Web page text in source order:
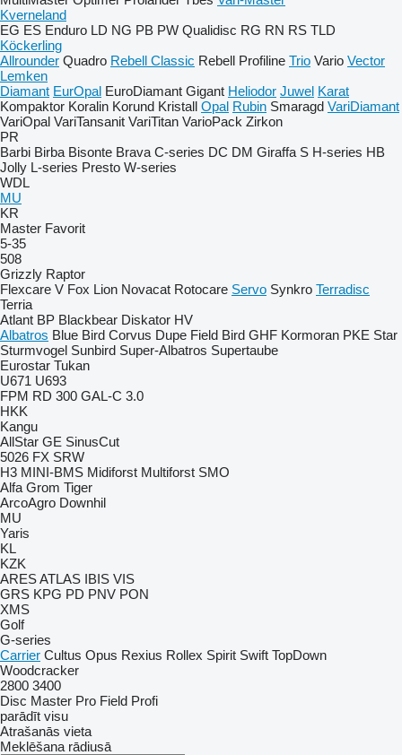
Kverneland
EG ES Enduro LD NG PB PW Qualidisc RG RN RS TLD
Köckerling
Allrounder Quadro Rebell Classic Rebell Profiline Trio Vario Vector
Lemken
Diamant EurOpal EuroDiamant Gigant Heliodor Juwel Karat
Kompaktor Koralin Korund Kristall Opal Rubin Smaragd VariDiamant
VariOpal VariTansanit VariTitan VarioPack Zirkon
PR
Barbi Birba Bisonte Brava C-series DC DM Giraffa S H-series HB
Jolly L-series Presto W-series
WDL
MU
KR
Master Favorit
5-35
508
Grizzly Raptor
Flexcare V Fox Lion Novacat Rotocare Servo Synkro Terradisc
Terria
Atlant BP Blackbear Diskator HV
Albatros Blue Bird Corvus Dupe Field Bird GHF Kormoran PKE Star
Sturmvogel Sunbird Super-Albatros Supertaube
Eurostar Tukan
U671 U693
FPM RD 300 GAL-C 3.0
HKK
Kangu
AllStar GE SinusCut
5026 FX SRW
H3 MINI-BMS Midiforst Multiforst SMO
Alfa Grom Tiger
ArcoAgro Downhil
MU
Yaris
KL
KZK
ARESATLAS IBIS VIS
GRS KPG PD PNV PON
XMS
Golf
G-series
Carrier Cultus Opus Rexius Rollex Spirit Swift TopDown
Woodcracker
2800 3400
Disc Master Pro Field Profi
parādīt visu
Atrašanās vieta
Meklēšana rādiusā